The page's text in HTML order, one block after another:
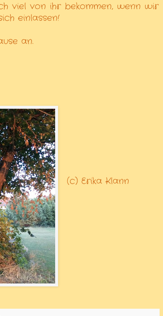
viel von ihr bekommen, wenn wir
einlassen!
an.
(c) Erika Klann